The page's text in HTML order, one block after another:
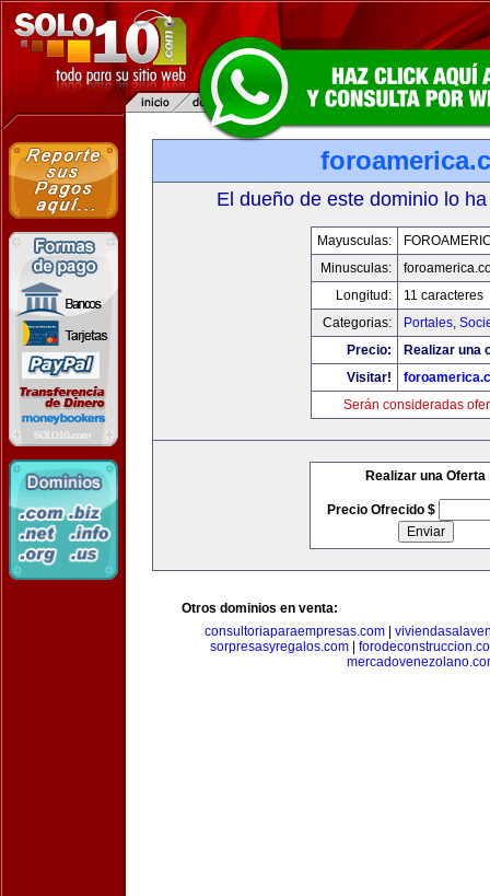
El dueño de este dominio lo
Mayusculas:
Minusculas:
Longitud:
11 caracteres
Categorias:
Portales,
Precio:
Realizar una
Visitar!
Serán consideradas
Realizar una Oferta
Precio Ofrecido $
Otros dominios en venta:
consultoriaparaempresas.com|
sorpresasyregalos.com|